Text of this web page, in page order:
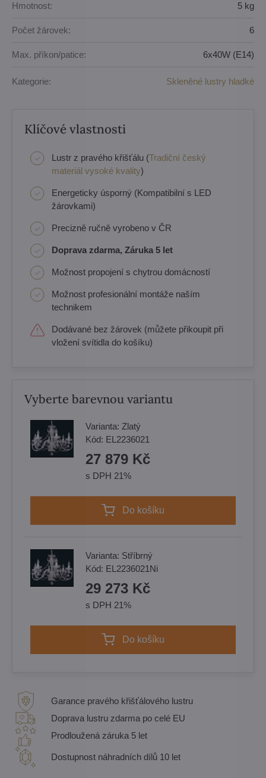
Hmotnost: 5 kg
Počet žárovek: 6
Max. příkon/patice: 6x40W (E14)
Kategorie: Skleněné lustry hladké
Klíčové vlastnosti
Lustr z pravého křišťálu (Tradiční český
materiál vysoké kvality)
Energeticky úsporný (Kompatibilní s LED
žárovkami)
Precizně ručně vyrobeno v ČR
Doprava zdarma, Záruka 5 let
Možnost propojení s chytrou domácností
Možnost profesionální montáže naším
technikem
Dodávané bez žárovek (můžete přikoupit při
vložení svítidla do košíku)
Vyberte barevnou variantu
Varianta: Zlatý
Kód: EL2236021
27 879 Kč
s DPH 21%
Do košíku
Varianta: Stříbrný
Kód: EL2236021Ni
29 273 Kč
s DPH 21%
Do košíku
Garance pravého křišťálového lustru
Doprava lustru zdarma po celé EU
Prodloužená záruka 5 let
Dostupnost náhradních dílů 10 let